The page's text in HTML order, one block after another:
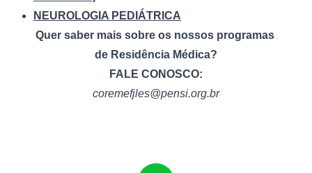
NEUROLOGIA PEDIÁTRICA
Quer saber mais sobre os nossos programas
de Residência Médica?
FALE CONOSCO:
coremefjles@pensi.org.br